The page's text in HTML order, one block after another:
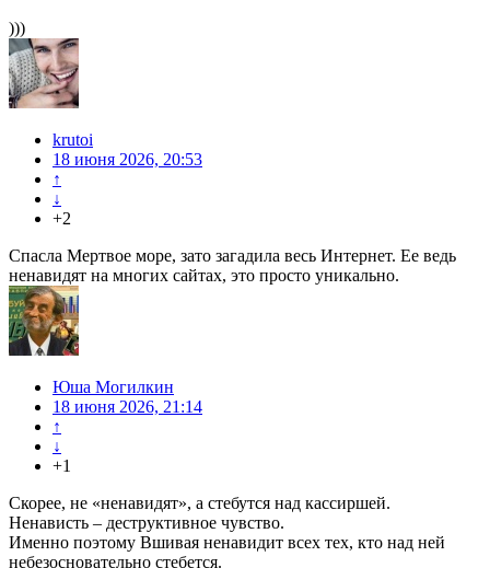
)))
krutoi
18 июня 2026, 20:53
↑
↓
+2
Спасла Мертвое море, зато загадила весь Интернет. Ее ведь
ненавидят на многих сайтах, это просто уникально.
Юша Могилкин
18 июня 2026, 21:14
↑
↓
+1
Скорее, не «ненавидят», а стебутся над кассиршей.
Ненависть – деструктивное чувство.
Именно поэтому Вшивая ненавидит всех тех, кто над ней
небезосновательно стебется.